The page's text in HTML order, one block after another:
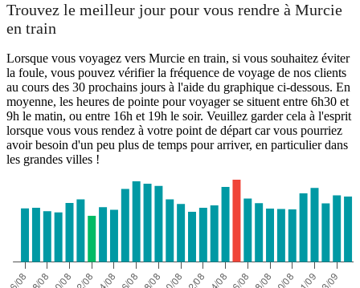
Trouvez le meilleur jour pour vous rendre à Murcie
en train
Lorsque vous voyagez vers Murcie en train, si vous souhaitez éviter
la foule, vous pouvez vérifier la fréquence de voyage de nos clients
au cours des 30 prochains jours à l'aide du graphique ci-dessous. En
moyenne, les heures de pointe pour voyager se situent entre 6h30 et
9h le matin, ou entre 16h et 19h le soir. Veuillez garder cela à l'esprit
lorsque vous vous rendez à votre point de départ car vous pourriez
avoir besoin d'un peu plus de temps pour arriver, en particulier dans
les grandes villes !